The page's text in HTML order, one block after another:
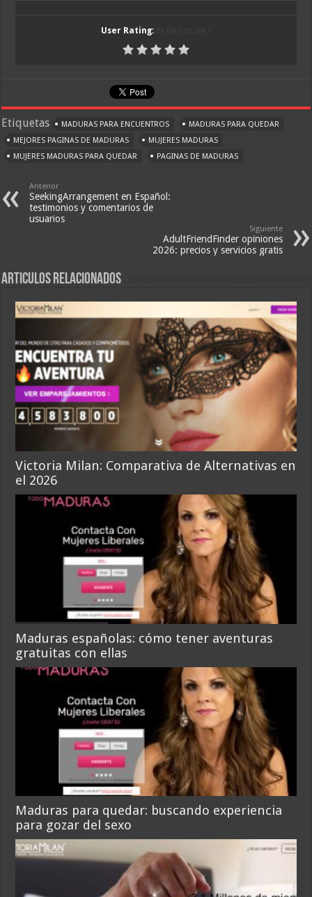
User Rating:
Etiquetas MADURAS PARA ENCUENTROS
MADURAS PARA QUEDAR
MEJORES PAGINAS DE MADURAS
MUJERES MADURAS
MUJERES MADURAS PARA QUEDAR
PAGINAS DE MADURAS
Anterior
SeekingArrangement en Español:
testimonios y comentarios de
usuarios
Siguiente
AdultFriendFinder opiniones
2026: precios y servicios gratis
Articulos relacionados
Victoria Milan: Comparativa de Alternativas en
el 2026
Maduras españolas: cómo tener aventuras
gratuitas con ellas
Maduras para quedar: buscando experiencia
para gozar del sexo